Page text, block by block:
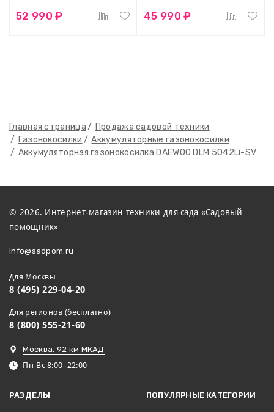
Главная страница
Продажа садовой техники
Газонокосилки
Аккумуляторные газонокосилки
Аккумуляторная газонокосилка DAEWOO DLM 5042Li-SV
52 990 ₽ 45 990 ₽
© 2026. Интернет-магазин техники для сада «Садовый
помощник»
info@sadpom.ru
Для Москвы
8 (495) 229-04-20
Для регионов (бесплатно)
8 (800) 555-21-60
Москва. 92 км МКАД
Пн-Вс 8:00–22:00
РАЗДЕЛЫ ПОПУЛЯРНЫЕ КАТЕГОРИИ